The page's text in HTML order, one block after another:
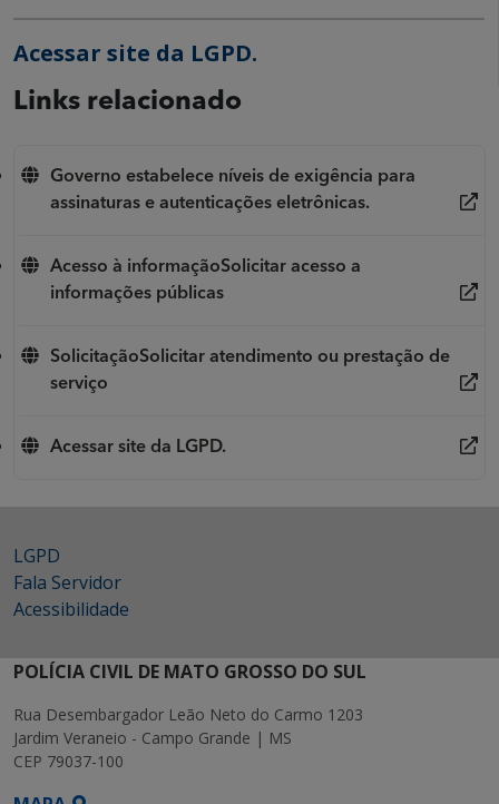
Acessar site da LGPD.
Links relacionado
Governo estabelece níveis de exigência para
assinaturas e autenticações eletrônicas.
Acesso à informaçãoSolicitar acesso a
informações públicas
SolicitaçãoSolicitar atendimento ou prestação de
serviço
Acessar site da LGPD.
LGPD
Fala Servidor
Acessibilidade
POLÍCIA CIVIL DE MATO GROSSO DO SUL
Rua Desembargador Leão Neto do Carmo 1203
Jardim Veraneio - Campo Grande | MS
CEP 79037-100